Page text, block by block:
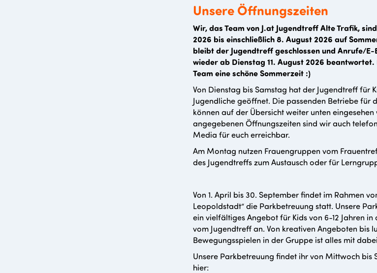
Unsere Öffnungszeiten
Wir, das Team von J.at Jugendtreff Alte Trafik,
2026 bis einschließlich 8. August 2026 auf
bleibt der Jugendtreff geschlossen und Anrufe/
wieder ab Dienstag 11. August 2026
Team eine schöne Sommerzeit :)
Von Dienstag bis Samstag hat der Jugendtreff für
Jugendliche geöffnet. Die passenden Betriebe für
können auf der Übersicht weiter unten
angegebenen Öffnungszeiten sind wir auch
Media für euch erreichbar.
Am Montag nutzen Frauengruppen vom
des Jugendtreffs zum Austausch oder für
Von 1. April bis 30. September findet im Rahmen
Leopoldstadt“ die Parkbetreuung statt. Unsere
ein vielfältiges Angebot für Kids von 6-12 Jahren
vom Jugendtreff an. Von kreativen Angeboten bis
Bewegungsspielen in der Gruppe ist alles mit
Unsere Parkbetreuung findet ihr von Mittwoch bis
hier: